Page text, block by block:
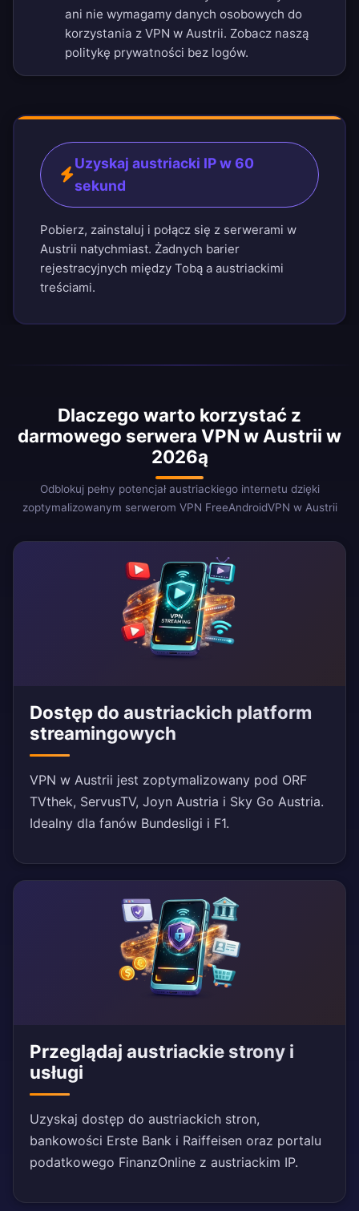
ani nie wymagamy danych osobowych do
korzystania z VPN w Austrii. Zobacz naszą
politykę prywatności bez logów.
Uzyskaj austriacki IP w 60
sekund
Pobierz, zainstaluj i połącz się z serwerami w
Austrii natychmiast. Żadnych barier
rejestracyjnych między Tobą a austriackimi
treściami.
Dlaczego warto korzystać z
darmowego serwera VPN w Austrii w
2026ą
Odblokuj pełny potencjał austriackiego internetu dzięki
zoptymalizowanym serwerom VPN FreeAndroidVPN w Austrii
Dostęp do austriackich platform
streamingowych
VPN w Austrii jest zoptymalizowany pod ORF
TVthek, ServusTV, Joyn Austria i Sky Go Austria.
Idealny dla fanów Bundesligi i F1.
Przeglądaj austriackie strony i
usługi
Uzyskaj dostęp do austriackich stron,
bankowości Erste Bank i Raiffeisen oraz portalu
podatkowego FinanzOnline z austriackim IP.